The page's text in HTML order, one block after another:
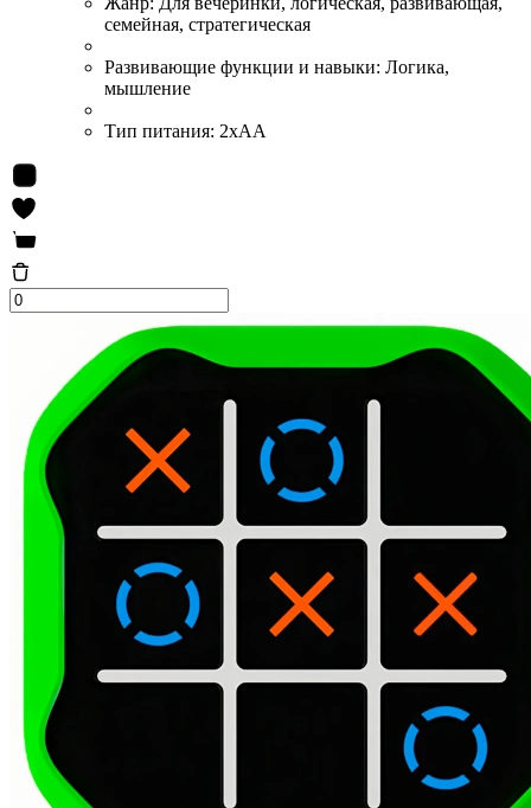
семейная, стратегическая
Развивающие функции и навыки: Логика,
мышление
Тип питания: 2хАА